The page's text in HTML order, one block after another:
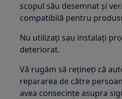
scopul său desemnat și
compatibilă pentru
Nu utilizați sau instalați
deteriorat.
Vă rugăm să rețineți că
repararea de către
avea consecințe asupra